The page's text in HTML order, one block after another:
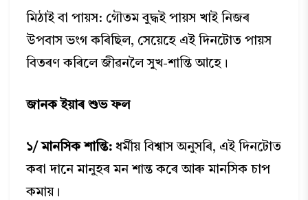
মিঠাই বা পায়স: গৌতম বুদ্ধই পায়স খাই নিজৰ
উপবাস ভংগ কৰিছিল, সেয়েহে এই দিনটোত পায়স
বিতৰণ কৰিলে জীৱনলৈ সুখ-শান্তি আহে।
জানক ইয়াৰ শুভ ফল
১/ মানসিক শান্তি: ধৰ্মীয় বিশ্বাস অনুসৰি, এই দিনটোত
কৰা দানে মানুহৰ মন শান্ত কৰে আৰু মানসিক চাপ
কমায়।